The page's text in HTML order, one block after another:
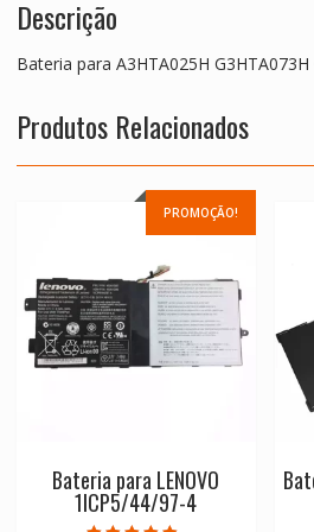
Descrição
Bateria para A3HTA025H G3HTA073H
Produtos Relacionados
PROMOÇÃO!
Bateria para LENOVO
1ICP5/44/97-4